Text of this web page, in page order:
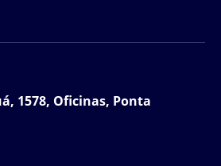
1578, Oficinas, Ponta